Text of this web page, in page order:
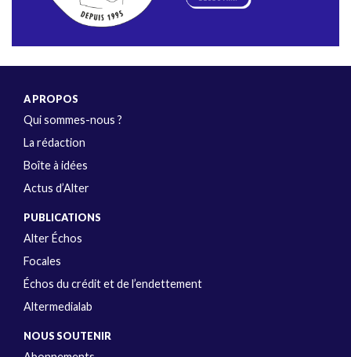
A PROPOS
Qui sommes-nous ?
La rédaction
Boîte à idées
Actus d’Alter
PUBLICATIONS
Alter Échos
Focales
Échos du crédit et de l’endettement
Altermedialab
NOUS SOUTENIR